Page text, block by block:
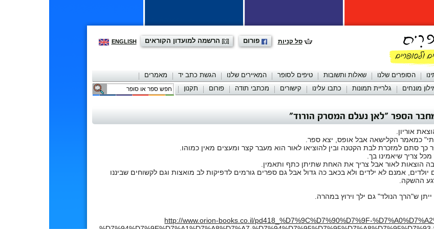
ENGLISH הרשמה למועדון הקוראים פורום סל קניות
הסופרים שלנו שאלות ותשובות טיפים לסופר המאיירים שלנו הגשת כתב יד
מאמרים
מונחים גלריית תמונות כתבו עלינו קישורים מכתבי תודה פורום תקנון יצירת קשר
הספר "לאן נעלם המסרק הורוד"
אוריון.
כמאמר הקלישאה אבל אופס, יצא ספר.
כך סתם למזכרת לבת הקטנה ובין להוציאו לאור הוא מעבר קצר ומעצים מאין כמוהו.
צריך שיאמינו בך.
הוצאות לאור אבל צריך את האחת שתיתן כתף ותאמין.
יולדים, אמנם לא ילדים ולא בכאב כה גדול אבל גם ספרים גורמים לדפיקות לב מואצות וגם לקשוחים שביננו
ההשקה.
ש"הרך הנולד" גם ילך וירוץ במהרה.
http://www.orion-books.co.il/pd418_%D7%9C%D7%90%D7%9F-